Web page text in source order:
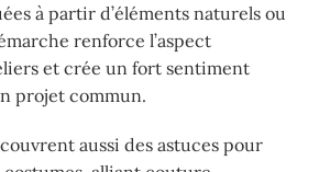
à partir d’éléments naturels ou
renforce l’aspect
et crée un fort sentiment
projet commun.
aussi des astuces pour